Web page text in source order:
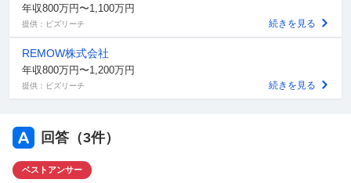
年収800万円〜1,100万円
提供：ビズリーチ 続きを見る
REMOW株式会社
年収800万円〜1,200万円
提供：ビズリーチ 続きを見る
回答（3件）
ベストアンサー